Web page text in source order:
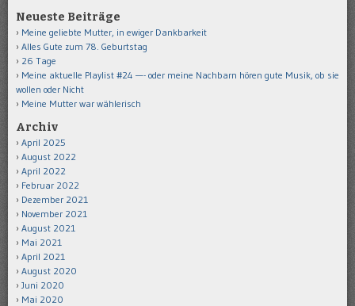
Neueste Beiträge
Meine geliebte Mutter, in ewiger Dankbarkeit
Alles Gute zum 78. Geburtstag
26 Tage
Meine aktuelle Playlist #24 —- oder meine Nachbarn hören gute Musik, ob sie
wollen oder Nicht
Meine Mutter war wählerisch
Archiv
April 2025
August 2022
April 2022
Februar 2022
Dezember 2021
November 2021
August 2021
Mai 2021
April 2021
August 2020
Juni 2020
Mai 2020